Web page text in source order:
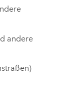
andere